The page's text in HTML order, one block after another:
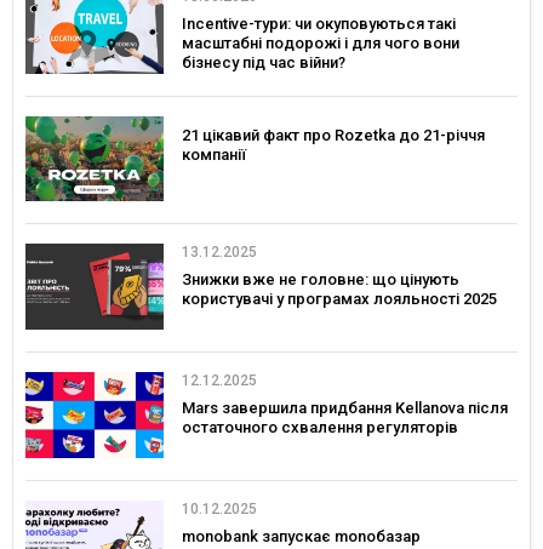
Incentive-тури: чи окуповуються такі
масштабні подорожі і для чого вони
бізнесу під час війни?
21 цікавий факт про Rozetka до 21-річчя
компанії
13.12.2025
Знижки вже не головне: що цінують
користувачі у програмах лояльності 2025
12.12.2025
Mars завершила придбання Kellanova після
остаточного схвалення регуляторів
10.12.2025
monobank запускає monoбазар